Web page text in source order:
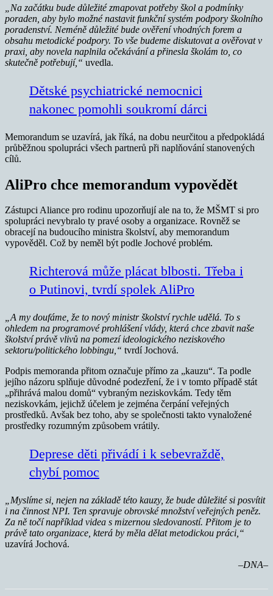
„Na začátku bude důležité zmapovat potřeby škol a podmínky
poraden, aby bylo možné nastavit funkční systém podpory školního
poradenství. Neméně důležité bude ověření vhodných forem a
obsahu metodické podpory. To vše budeme diskutovat a ověřovat v
praxi, aby novela naplnila očekávání a přinesla školám to, co
skutečně potřebují,“ uvedla.
Dětské psychiatrické nemocnici
nakonec pomohli soukromí dárci
Memorandum se uzavírá, jak říká, na dobu neurčitou a předpokládá
průběžnou spolupráci všech partnerů při naplňování stanovených
cílů.
AliPro chce memorandum vypovědět
Zástupci Aliance pro rodinu upozorňují ale na to, že MŠMT si pro
spolupráci nevybralo ty pravé osoby a organizace. Rovněž se
obracejí na budoucího ministra školství, aby memorandum
vypověděl. Což by neměl být podle Jochové problém.
Richterová může plácat blbosti. Třeba i
o Putinovi, tvrdí spolek AliPro
„A my doufáme, že to nový ministr školství rychle udělá. To s
ohledem na programové prohlášení vlády, která chce zbavit naše
školství právě vlivů na pomezí ideologického neziskového
sektoru/politického lobbingu,“ tvrdí Jochová.
Podpis memoranda přitom označuje přímo za „kauzu“. Ta podle
jejího názoru splňuje důvodné podezření, že i v tomto případě stát
„přihrává malou domů“ vybraným neziskovkám. Tedy těm
neziskovkám, jejichž účelem je zejména čerpání veřejných
prostředků. Avšak bez toho, aby se společnosti takto vynaložené
prostředky rozumným způsobem vrátily.
Deprese děti přivádí i k sebevraždě,
chybí pomoc
„Myslíme si, nejen na základě této kauzy, že bude důležité si posvítit
i na činnost NPI. Ten spravuje obrovské množství veřejných peněz.
Za ně točí například videa s mizernou sledovaností. Přitom je to
právě tato organizace, která by měla dělat metodickou práci,“
uzavírá Jochová.
–DNA–